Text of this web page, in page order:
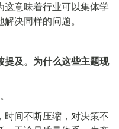
这意味着行业可以集体学
决同样的问题。
提及。为什么这些主题现
时间不断压缩，对决策不